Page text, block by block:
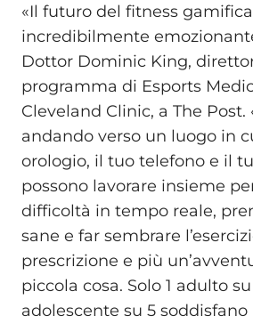
«Il futuro del fitness
incredibilmente
Dottor Dominic King,
programma di Esports
Cleveland Clinic, a The Post.
andando verso un luogo in
orologio, il tuo telefono e il
possono lavorare insieme
difficoltà in tempo reale,
sane e far sembrare
prescrizione e più
piccola cosa. Solo 1 adulto su
adolescente su 5 soddisfano